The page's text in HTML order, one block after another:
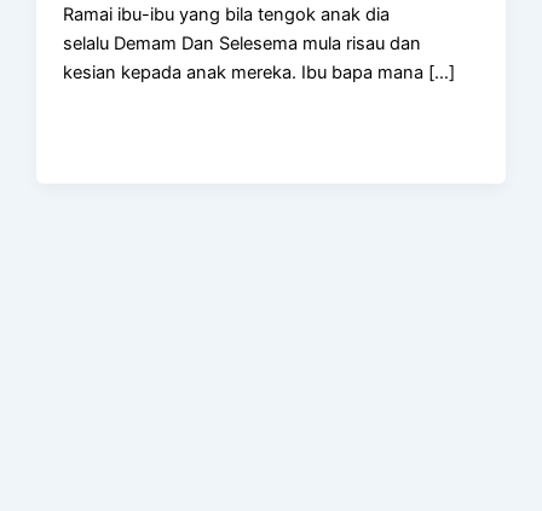
Ramai ibu-ibu yang bila tengok anak dia
selalu Demam Dan Selesema mula risau dan
kesian kepada anak mereka. Ibu bapa mana […]